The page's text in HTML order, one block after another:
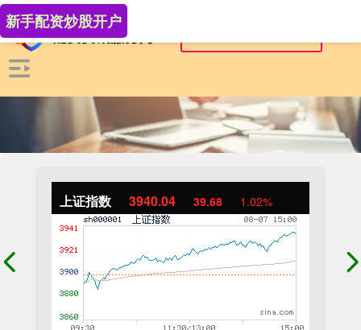
上证指数 3940.04 39.68 1.02%
新手配资炒股开户